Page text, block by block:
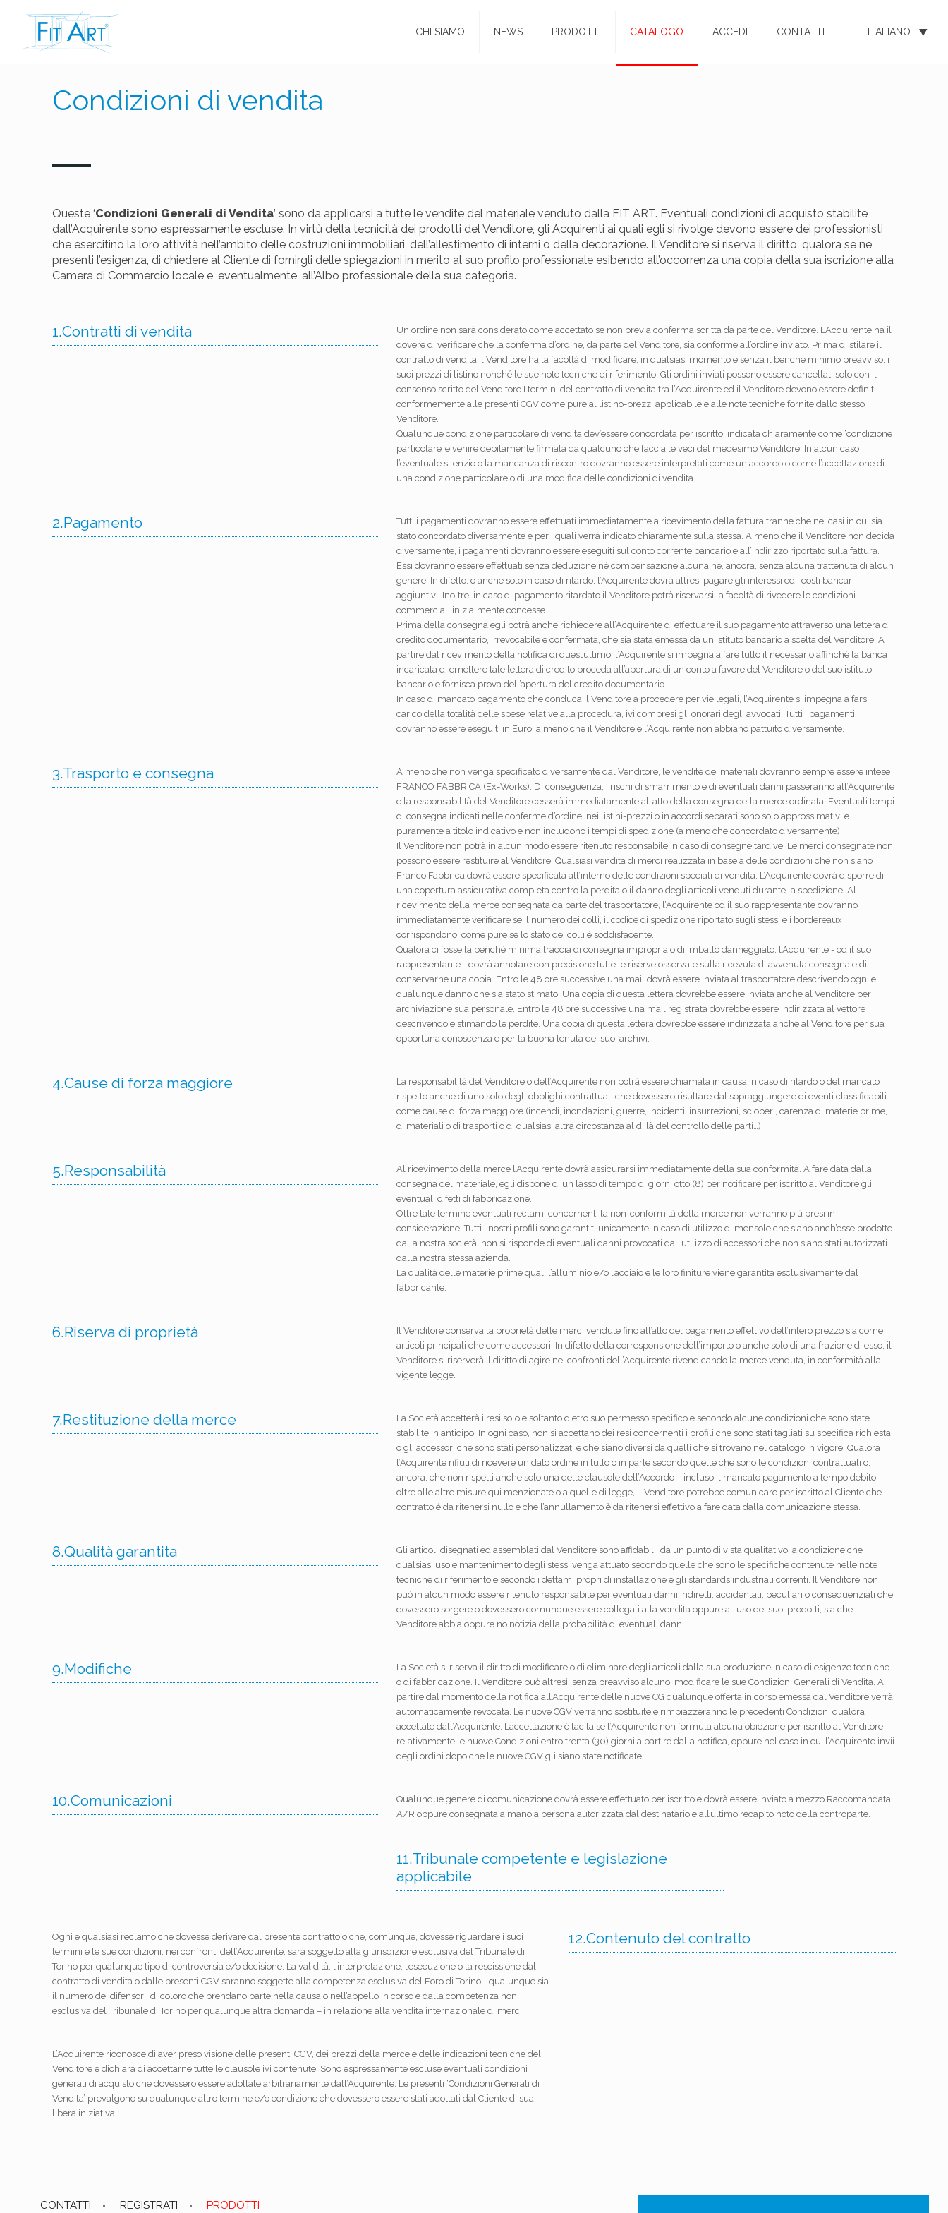
CHI SIAMO NEWS PRODOTTI CATALOGO ACCEDI CONTATTI ITALIANO
Condizioni di vendita
Queste ‘Condizioni Generali di Vendita’ sono da applicarsi a tutte le vendite del materiale venduto dalla FIT ART. Eventuali condizioni di acquisto stabilite
dall’Acquirente sono espressamente escluse. In virtù della tecnicità dei prodotti del Venditore, gli Acquirenti ai quali egli si rivolge devono essere dei professionisti
che esercitino la loro attività nell’ambito delle costruzioni immobiliari, dell’allestimento di interni o della decorazione. Il Venditore si riserva il diritto, qualora se ne
presenti l’esigenza, di chiedere al Cliente di fornirgli delle spiegazioni in merito al suo profilo professionale esibendo all’occorrenza una copia della sua iscrizione alla
Camera di Commercio locale e, eventualmente, all’Albo professionale della sua categoria.
1.Contratti di vendita
Un ordine non sarà considerato come accettato se non previa conferma scritta da parte del Venditore. L’Acquirente ha il
dovere di verificare che la conferma d’ordine, da parte del Venditore, sia conforme all’ordine inviato. Prima di stilare il
contratto di vendita il Venditore ha la facoltà di modificare, in qualsiasi momento e senza il benché minimo preavviso, i
suoi prezzi di listino nonché le sue note tecniche di riferimento. Gli ordini inviati possono essere cancellati solo con il
consenso scritto del Venditore I termini del contratto di vendita tra l’Acquirente ed il Venditore devono essere definiti
conformemente alle presenti CGV come pure al listino-prezzi applicabile e alle note tecniche fornite dallo stesso
Venditore.
Qualunque condizione particolare di vendita dev’essere concordata per iscritto, indicata chiaramente come ‘condizione
particolare’ e venire debitamente firmata da qualcuno che faccia le veci del medesimo Venditore. In alcun caso
l’eventuale silenzio o la mancanza di riscontro dovranno essere interpretati come un accordo o come l’accettazione di
una condizione particolare o di una modifica delle condizioni di vendita.
2.Pagamento
Tutti i pagamenti dovranno essere effettuati immediatamente a ricevimento della fattura tranne che nei casi in cui sia
stato concordato diversamente e per i quali verrà indicato chiaramente sulla stessa. A meno che il Venditore non decida
diversamente, i pagamenti dovranno essere eseguiti sul conto corrente bancario e all’indirizzo riportato sulla fattura.
Essi dovranno essere effettuati senza deduzione né compensazione alcuna né, ancora, senza alcuna trattenuta di alcun
genere. In difetto, o anche solo in caso di ritardo, l’Acquirente dovrà altresì pagare gli interessi ed i costi bancari
aggiuntivi. Inoltre, in caso di pagamento ritardato il Venditore potrà riservarsi la facoltà di rivedere le condizioni
commerciali inizialmente concesse.
Prima della consegna egli potrà anche richiedere all’Acquirente di effettuare il suo pagamento attraverso una lettera di
credito documentario, irrevocabile e confermata, che sia stata emessa da un istituto bancario a scelta del Venditore. A
partire dal ricevimento della notifica di quest’ultimo, l’Acquirente si impegna a fare tutto il necessario affinché la banca
incaricata di emettere tale lettera di credito proceda all’apertura di un conto a favore del Venditore o del suo istituto
bancario e fornisca prova dell’apertura del credito documentario.
In caso di mancato pagamento che conduca il Venditore a procedere per vie legali, l’Acquirente si impegna a farsi
carico della totalità delle spese relative alla procedura, ivi compresi gli onorari degli avvocati. Tutti i pagamenti
dovranno essere eseguiti in Euro, a meno che il Venditore e l’Acquirente non abbiano pattuito diversamente.
3.Trasporto e consegna
A meno che non venga specificato diversamente dal Venditore, le vendite dei materiali dovranno sempre essere intese
FRANCO FABBRICA (Ex-Works). Di conseguenza, i rischi di smarrimento e di eventuali danni passeranno all’Acquirente
e la responsabilità del Venditore cesserà immediatamente all’atto della consegna della merce ordinata. Eventuali tempi
di consegna indicati nelle conferme d’ordine, nei listini-prezzi o in accordi separati sono solo approssimativi e
puramente a titolo indicativo e non includono i tempi di spedizione (a meno che concordato diversamente).
Il Venditore non potrà in alcun modo essere ritenuto responsabile in caso di consegne tardive. Le merci consegnate non
possono essere restituire al Venditore. Qualsiasi vendita di merci realizzata in base a delle condizioni che non siano
Franco Fabbrica dovrà essere specificata all’interno delle condizioni speciali di vendita. L’Acquirente dovrà disporre di
una copertura assicurativa completa contro la perdita o il danno degli articoli venduti durante la spedizione. Al
ricevimento della merce consegnata da parte del trasportatore, l’Acquirente od il suo rappresentante dovranno
immediatamente verificare se il numero dei colli, il codice di spedizione riportato sugli stessi e i bordereaux
corrispondono, come pure se lo stato dei colli è soddisfacente.
Qualora ci fosse la benché minima traccia di consegna impropria o di imballo danneggiato, l’Acquirente - od il suo
rappresentante - dovrà annotare con precisione tutte le riserve osservate sulla ricevuta di avvenuta consegna e di
conservarne una copia. Entro le 48 ore successive una mail dovrà essere inviata al trasportatore descrivendo ogni e
qualunque danno che sia stato stimato. Una copia di questa lettera dovrebbe essere inviata anche al Venditore per
archiviazione sua personale. Entro le 48 ore successive una mail registrata dovrebbe essere indirizzata al vettore
descrivendo e stimando le perdite. Una copia di questa lettera dovrebbe essere indirizzata anche al Venditore per sua
opportuna conoscenza e per la buona tenuta dei suoi archivi.
4.Cause di forza maggiore
La responsabilità del Venditore o dell’Acquirente non potrà essere chiamata in causa in caso di ritardo o del mancato
rispetto anche di uno solo degli obblighi contrattuali che dovessero risultare dal sopraggiungere di eventi classificabili
come cause di forza maggiore (incendi, inondazioni, guerre, incidenti, insurrezioni, scioperi, carenza di materie prime,
di materiali o di trasporti o di qualsiasi altra circostanza al di là del controllo delle parti…).
5.Responsabilità
Al ricevimento della merce l’Acquirente dovrà assicurarsi immediatamente della sua conformità. A fare data dalla
consegna del materiale, egli dispone di un lasso di tempo di giorni otto (8) per notificare per iscritto al Venditore gli
eventuali difetti di fabbricazione.
Oltre tale termine eventuali reclami concernenti la non-conformità della merce non verranno più presi in
considerazione. Tutti i nostri profili sono garantiti unicamente in caso di utilizzo di mensole che siano anch’esse prodotte
dalla nostra società; non si risponde di eventuali danni provocati dall’utilizzo di accessori che non siano stati autorizzati
dalla nostra stessa azienda.
La qualità delle materie prime quali l’alluminio e/o l’acciaio e le loro finiture viene garantita esclusivamente dal
fabbricante.
6.Riserva di proprietà
Il Venditore conserva la proprietà delle merci vendute fino all’atto del pagamento effettivo dell’intero prezzo sia come
articoli principali che come accessori. In difetto della corresponsione dell’importo o anche solo di una frazione di esso, il
Venditore si riserverà il diritto di agire nei confronti dell’Acquirente rivendicando la merce venduta, in conformità alla
vigente legge.
7.Restituzione della merce
La Società accetterà i resi solo e soltanto dietro suo permesso specifico e secondo alcune condizioni che sono state
stabilite in anticipo. In ogni caso, non si accettano dei resi concernenti i profili che sono stati tagliati su specifica richiesta
o gli accessori che sono stati personalizzati e che siano diversi da quelli che si trovano nel catalogo in vigore. Qualora
l’Acquirente rifiuti di ricevere un dato ordine in tutto o in parte secondo quelle che sono le condizioni contrattuali o,
ancora, che non rispetti anche solo una delle clausole dell’Accordo – incluso il mancato pagamento a tempo debito –
oltre alle altre misure qui menzionate o a quelle di legge, il Venditore potrebbe comunicare per iscritto al Cliente che il
contratto é da ritenersi nullo e che l’annullamento è da ritenersi effettivo a fare data dalla comunicazione stessa.
8.Qualità garantita
Gli articoli disegnati ed assemblati dal Venditore sono affidabili, da un punto di vista qualitativo, a condizione che
qualsiasi uso e mantenimento degli stessi venga attuato secondo quelle che sono le specifiche contenute nelle note
tecniche di riferimento e secondo i dettami propri di installazione e gli standards industriali correnti. Il Venditore non
può in alcun modo essere ritenuto responsabile per eventuali danni indiretti, accidentali, peculiari o consequenziali che
dovessero sorgere o dovessero comunque essere collegati alla vendita oppure all’uso dei suoi prodotti, sia che il
Venditore abbia oppure no notizia della probabilità di eventuali danni.
9.Modifiche
La Società si riserva il diritto di modificare o di eliminare degli articoli dalla sua produzione in caso di esigenze tecniche
o di fabbricazione. Il Venditore può altresì, senza preavviso alcuno, modificare le sue Condizioni Generali di Vendita. A
partire dal momento della notifica all’Acquirente delle nuove CG qualunque offerta in corso emessa dal Venditore verrà
automaticamente revocata. Le nuove CGV verranno sostituite e rimpiazzeranno le precedenti Condizioni qualora
accettate dall’Acquirente. L’accettazione é tacita se l’Acquirente non formula alcuna obiezione per iscritto al Venditore
relativamente le nuove Condizioni entro trenta (30) giorni a partire dalla notifica, oppure nel caso in cui l’Acquirente invii
degli ordini dopo che le nuove CGV gli siano state notificate.
10.Comunicazioni
Qualunque genere di comunicazione dovrà essere effettuato per iscritto e dovrà essere inviato a mezzo Raccomandata
A/R oppure consegnata a mano a persona autorizzata dal destinatario e all’ultimo recapito noto della controparte.
11.Tribunale competente e legislazione
applicabile
Ogni e qualsiasi reclamo che dovesse derivare dal presente contratto o che, comunque, dovesse riguardare i suoi
termini e le sue condizioni, nei confronti dell’Acquirente, sarà soggetto alla giurisdizione esclusiva del Tribunale di
Torino per qualunque tipo di controversia e/o decisione. La validità, l’interpretazione, l’esecuzione o la rescissione dal
contratto di vendita o dalle presenti CGV saranno soggette alla competenza esclusiva del Foro di Torino - qualunque sia
il numero dei difensori, di coloro che prendano parte nella causa o nell’appello in corso e dalla competenza non
esclusiva del Tribunale di Torino per qualunque altra domanda – in relazione alla vendita internazionale di merci.
12.Contenuto del contratto
L’Acquirente riconosce di aver preso visione delle presenti CGV, dei prezzi della merce e delle indicazioni tecniche del
Venditore e dichiara di accettarne tutte le clausole ivi contenute. Sono espressamente escluse eventuali condizioni
generali di acquisto che dovessero essere adottate arbitrariamente dall’Acquirente. Le presenti ‘Condizioni Generali di
Vendita’ prevalgono su qualunque altro termine e/o condizione che dovessero essere stati adottati dal Cliente di sua
libera iniziativa.
CONTATTI REGISTRATI PRODOTTI